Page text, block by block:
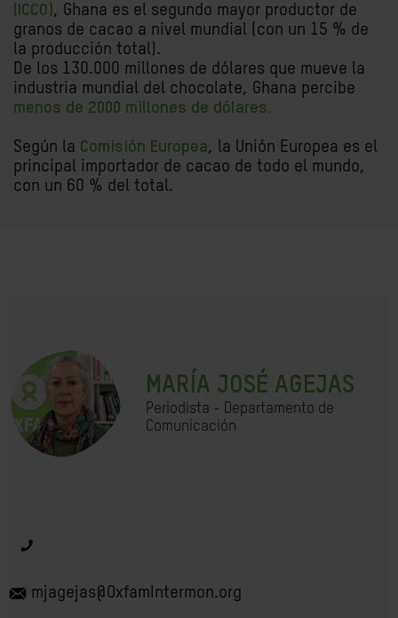
(ICCO) , Ghana es el segundo mayor productor de
granos de cacao a nivel mundial (con un 15 % de
la producción total).
De los 130.000 millones de dólares que mueve la
industria mundial del chocolate, Ghana percibe
menos de 2000 millones de dólares.
Según la Comisión Europea, la Unión Europea es el
principal importador de cacao de todo el mundo,
con un 60 % del total.
MARÍA JOSÉ AGEJAS
Periodista - Departamento de
Comunicación
mjagejas@OxfamIntermon.org